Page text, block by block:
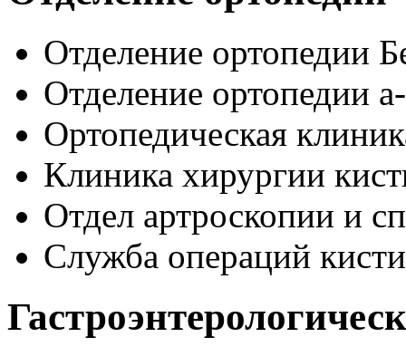
Отделение ортопедии
Отделение ортопедии
Ортопедическая
Клиника хирургии
Отдел артроскопии и
Служба операций